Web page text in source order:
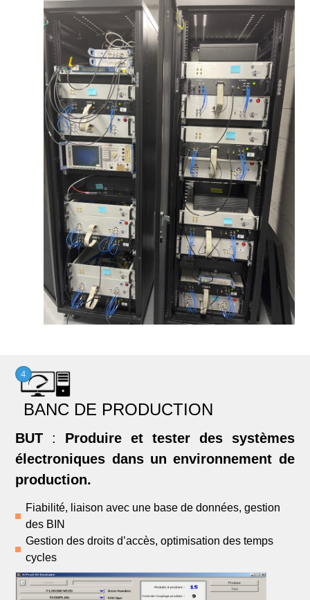
BANC DE PRODUCTION
BUT : Produire et tester des systèmes
électroniques dans un environnement de
production.
Fiabilité, liaison avec une base de données, gestion
des BIN
Gestion des droits d’accès, optimisation des temps
cycles